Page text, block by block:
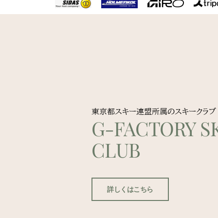
東京都スキー連盟所属のスキークラブ
G-FACTORY
CLUB
詳しくはこちら